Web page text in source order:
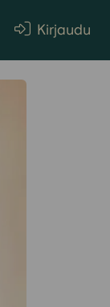
Kirjaudu